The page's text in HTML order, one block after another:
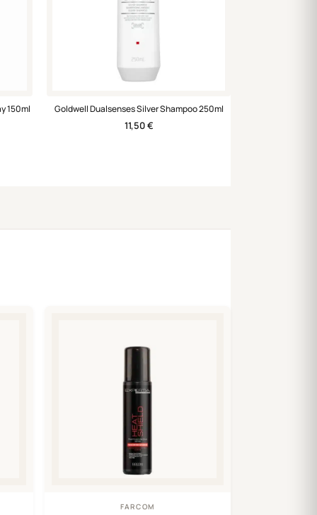
150ml Goldwell Dualsenses Silver Shampoo 250ml
11,50€
FARCOM